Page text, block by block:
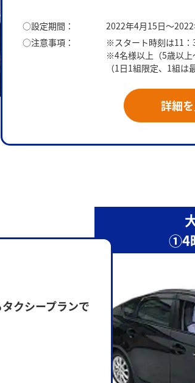
きりたんぽ作り体験（イメージ）
○設定期間：
2022年4月15日～
○注意事項：
※スタート時刻は11：
※4名様以上（5歳以上
（1日1組限定、1組は
詳細
クシープランで
①4